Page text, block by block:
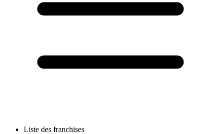
Liste des franchises